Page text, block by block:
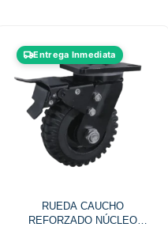
Entrega Inmediata
RUEDA CAUCHO
REFORZADO NÚCLEO